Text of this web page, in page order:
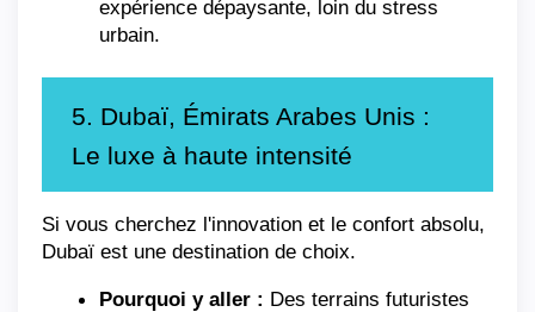
expérience dépaysante, loin du stress
urbain.
5. Dubaï, Émirats Arabes Unis :
Le luxe à haute intensité
Si vous cherchez l'innovation et le confort absolu,
Dubaï est une destination de choix.
Pourquoi y aller : Des terrains futuristes